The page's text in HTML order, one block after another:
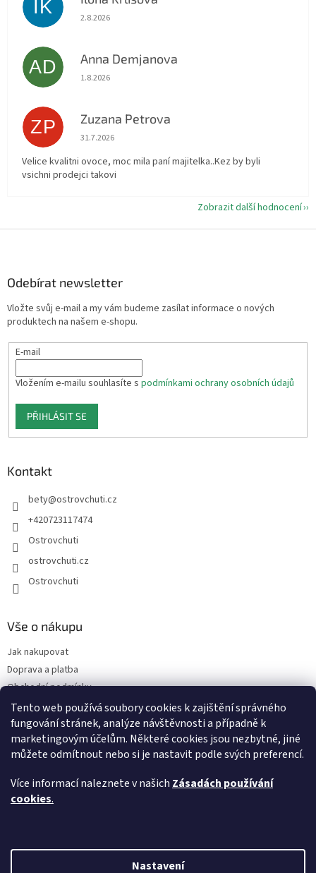
Tento web používá soubory cookies k zajištění správného
fungování stránek, analýze návštěvnosti a případně k
marketingovým účelům. Některé cookies jsou nezbytné, jiné
můžete odmítnout nebo si je nastavit podle svých preferencí.
Více informací naleznete v našich Zásadách používání
cookies.
Nastavení
IK Hodnocení obchodu je 5 z 5 hvězdiček.
2.8.2026
AD Anna Demjanova
Hodnocení obchodu je 5 z 5 hvězdiček.
1.8.2026
ZP Zuzana Petrova
Hodnocení obchodu je 5 z 5 hvězdiček.
31.7.2026
Velice kvalitni ovoce, moc mila paní majitelka..Kez by byli
vsichni prodejci takovi
Zobrazit další hodnocení
Odebírat newsletter
Vložte svůj e-mail a my vám budeme zasílat informace o nových
produktech na našem e-shopu.
E-mail
Vložením e-mailu souhlasíte s podmínkami ochrany osobních údajů
PŘIHLÁSIT SE
Kontakt
bety@ostrovchuti.cz
+420723117474
Ostrovchuti
ostrovchuti.cz
Ostrovchuti
Vše o nákupu
Jak nakupovat
Doprava a platba
Obchodní podmínky
Podmínky ochrany osobních údajů
Předplatné
O nás
Sezónnost exotického ovoce
Napsali o nás
FAQ - Nejčastější dotazy